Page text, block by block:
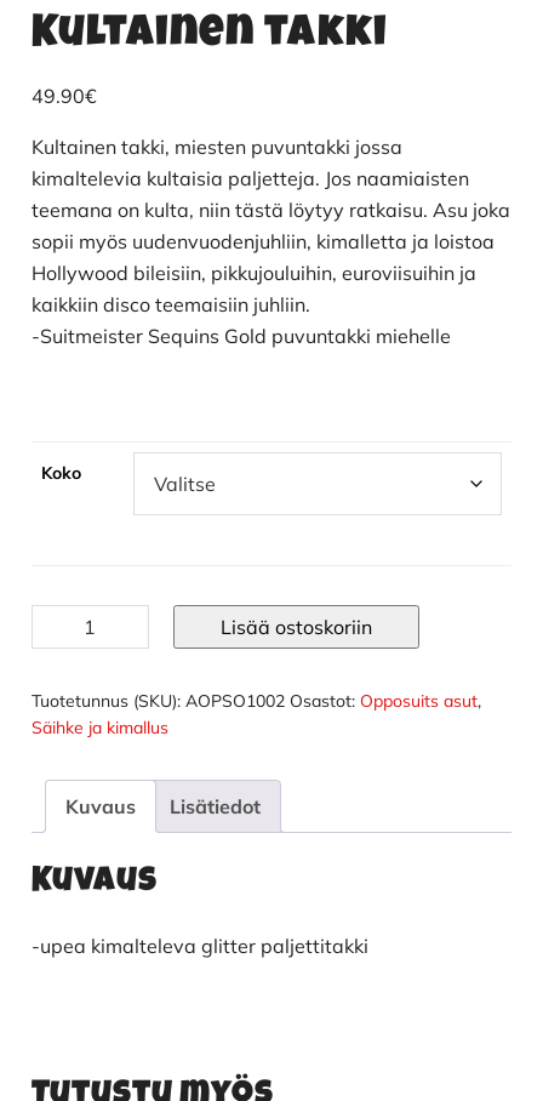
Kultainen takki
49.90€
Kultainen takki, miesten puvuntakki jossa
kimaltelevia kultaisia paljetteja. Jos naamiaisten
teemana on kulta, niin tästä löytyy ratkaisu. Asu joka
sopii myös uudenvuodenjuhliin, kimalletta ja loistoa
Hollywood bileisiin, pikkujouluihin, euroviisuihin ja
kaikkiin disco teemaisiin juhliin.
-Suitmeister Sequins Gold puvuntakki miehelle
Koko
Kultainen
takki
Lisää ostoskoriin
Tuotetunnus (SKU): AOPSO1002 Osastot: Opposuits asut,
Säihke ja kimallus
Kuvaus Lisätiedot
Kuvaus
-upea kimalteleva glitter paljettitakki